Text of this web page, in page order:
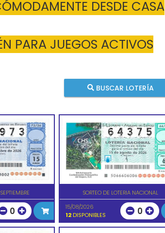
DESDE CASA
PARA JUEGOS ACTIVOS
BUSCAR LOTERÍA
0
SORTEO DE LOTERIA NACIONAL
15/08/2026
12 DISPONIBLES 0